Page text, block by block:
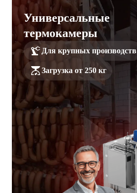
Универсальные
термокамеры
Для крупных производств
Загрузка от 250 кг